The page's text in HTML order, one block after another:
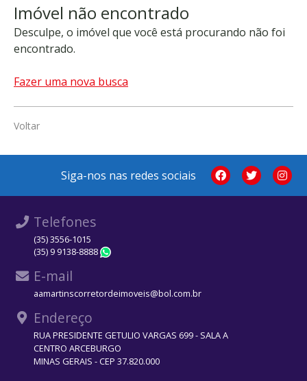
Imóvel não encontrado
Desculpe, o imóvel que você está procurando não foi
encontrado.
Fazer uma nova busca
Voltar
Siga-nos nas redes sociais
Telefones
(35) 3556-1015
(35) 9 9138-8888
E-mail
aamartinscorretordeimoveis@bol.com.br
Endereço
RUA PRESIDENTE GETULIO VARGAS 699 - SALA A
CENTRO ARCEBURGO
MINAS GERAIS - CEP 37.820.000